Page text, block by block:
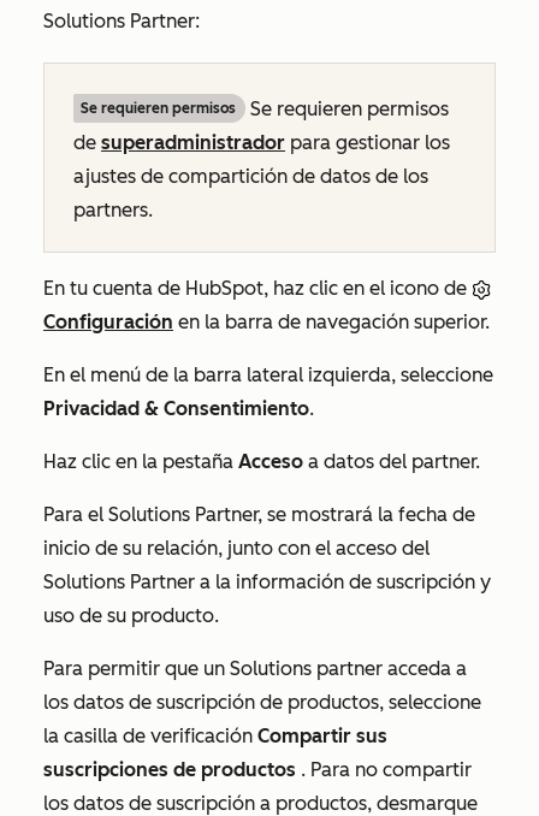
Solutions Partner:
Se requieren permisos
Se requieren permisos
de superadministrador para gestionar los
ajustes de compartición de datos de los
partners.
En tu cuenta de HubSpot, haz clic en el icono de
Configuración en la barra de navegación superior.
En el menú de la barra lateral izquierda, seleccione
Privacidad & Consentimiento.
Haz clic en la pestaña Acceso a datos del partner.
Para el Solutions Partner, se mostrará la fecha de
inicio de su relación, junto con el acceso del
Solutions Partner a la información de suscripción y
uso de su producto.
Para permitir que un Solutions partner acceda a
los datos de suscripción de productos, seleccione
la casilla de verificación Compartir sus
suscripciones de productos . Para no compartir
los datos de suscripción a productos, desmarque